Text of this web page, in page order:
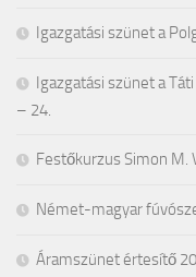
Igazgatási szünet a
Igazgatási szünet a
– 24.
Festőkurzus Simon M.
Német-magyar
Áramszünet értesítő